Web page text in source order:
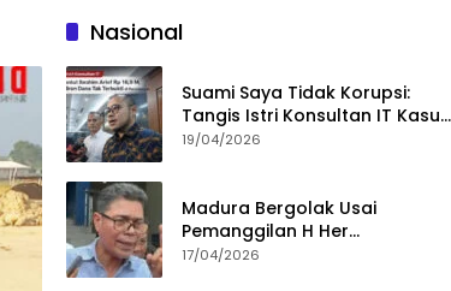
Nasional
Suami Saya Tidak Korupsi:
Tangis Istri Konsultan IT Kasus
Nadiem Dituntut 22,5 Tahun
19/04/2026
Madura Bergolak Usai
Pemanggilan H Her
Pamekasan, Faizal Assegaf
17/04/2026